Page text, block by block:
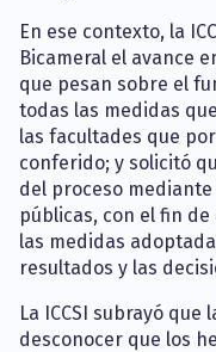
En ese contexto, la
Bicameral el avance
que pesan sobre el
todas las medidas
las facultades que
conferido; y solicitó
del proceso
públicas, con el fin
las medidas
resultados y las
La ICCSI subrayó que
desconocer que los